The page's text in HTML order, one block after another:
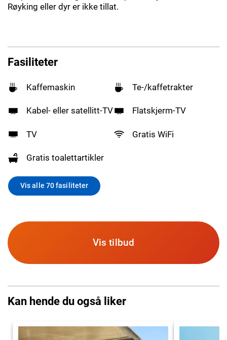
Røyking eller dyr er ikke tillat.
Fasiliteter
Kaffemaskin Te-/kaffetrakter
Kabel- eller satellitt-TV Flatskjerm-TV
TV Gratis WiFi
Gratis toalettartikler
Vis alle 70 fasiliteter
Vis tilbud
Kan hende du også liker